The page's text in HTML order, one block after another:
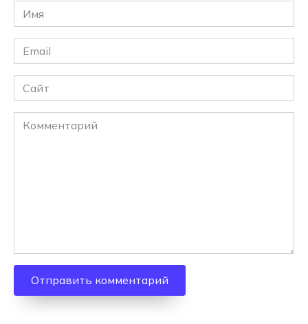
Имя
*
Email
*
Сайт
Комментарий